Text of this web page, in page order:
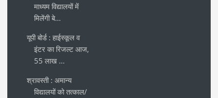
माध्यम विद्यालयों में
मिलेंगी बे...
यूपी बोर्ड : हाईस्कूल व
इंटर का रिजल्ट आज,
55 लाख ...
श्रावस्ती : अमान्य
विद्यालयों को तत्काल/